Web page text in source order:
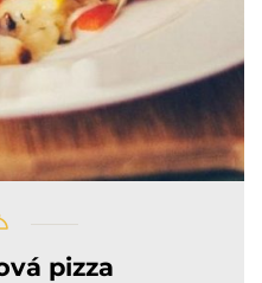
pizza